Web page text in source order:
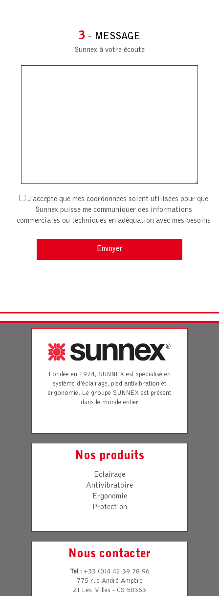
3 - MESSAGE
Sunnex à votre écoute
J'accepte que mes coordonnées soient utilisées pour que
Sunnex puisse me communiquer des informations
commerciales ou techniques en adéquation avec mes besoins
Fondée en 1974, SUNNEX est spécialisé en
système d’éclairage, pied antivibration et
ergonomie. Le groupe SUNNEX est présent
dans le monde entier
Nos produits
Eclairage
Antivibratoire
Ergonomie
Protection
Nous contacter
Tel: +33 (0)4 42 39 78 96
775 rue André Ampère
ZI Les Milles - CS 50363